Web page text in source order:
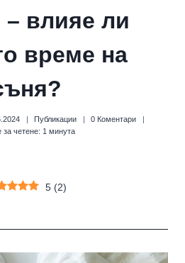
– влияе ли
време на
Публикации
0 Коментари
за четене: 1 минута
5 (2)